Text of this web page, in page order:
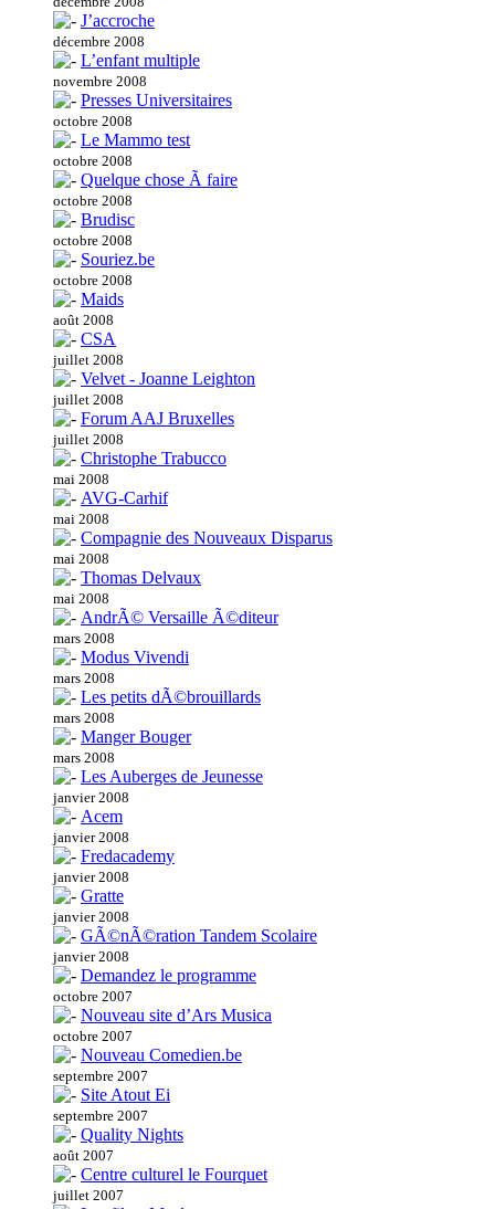
J’accroche
décembre 2008
L’enfant multiple
novembre 2008
Presses Universitaires
octobre 2008
Le Mammo test
octobre 2008
Quelque chose Ã faire
octobre 2008
Brudisc
octobre 2008
Souriez.be
octobre 2008
Maids
août 2008
CSA
juillet 2008
Velvet - Joanne Leighton
juillet 2008
Forum AAJ Bruxelles
juillet 2008
Christophe Trabucco
mai 2008
AVG-Carhif
mai 2008
Compagnie des Nouveaux Disparus
mai 2008
Thomas Delvaux
mai 2008
AndrÃ© Versaille Ã©diteur
mars 2008
Modus Vivendi
mars 2008
Les petits dÃ©brouillards
mars 2008
Manger Bouger
mars 2008
Les Auberges de Jeunesse
janvier 2008
Acem
janvier 2008
Fredacademy
janvier 2008
Gratte
janvier 2008
GÃ©nÃ©ration Tandem Scolaire
janvier 2008
Demandez le programme
octobre 2007
Nouveau site d’Ars Musica
octobre 2007
Nouveau Comedien.be
septembre 2007
Site Atout Ei
septembre 2007
Quality Nights
août 2007
Centre culturel le Fourquet
juillet 2007